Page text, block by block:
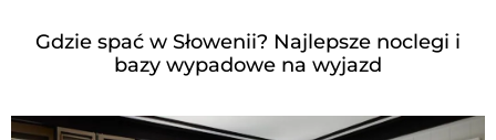
Gdzie spać w Słowenii? Najlepsze noclegi i
bazy wypadowe na wyjazd